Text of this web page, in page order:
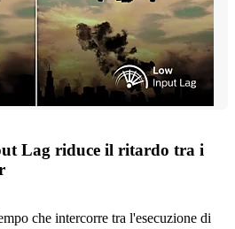
Lag riduce il ritardo tra i
che intercorre tra l'esecuzione di